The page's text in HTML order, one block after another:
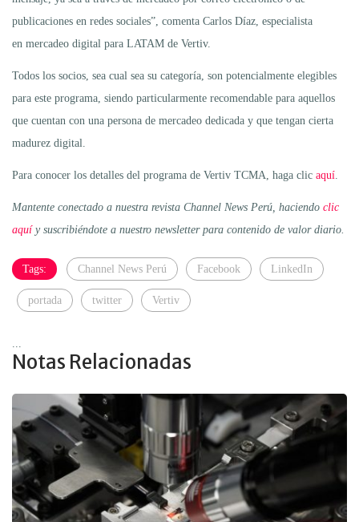
publicaciones en redes sociales”, comenta Carlos Díaz, especialista
en mercadeo digital para LATAM de Vertiv.
Todos los socios, sea cual sea su categoría, son potencialmente elegibles
para este programa, siendo particularmente recomendable para aquellos
que cuentan con una persona de mercadeo dedicada y que tengan cierta
madurez digital.
Para conocer los detalles del programa de Vertiv TCMA, haga clic aquí
Mantente conectado a nuestra revista Channel News Perú, haciendo clic
aquíy suscribiéndote a nuestro newsletter para contenido de valor diario.
Tags: Channel News Perú Facebook LinkedIn
portada twitter Vertiv
Notas Relacionadas